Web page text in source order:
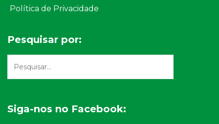
Política de Privacidade
Pesquisar por:
Siga-nos no Facebook: